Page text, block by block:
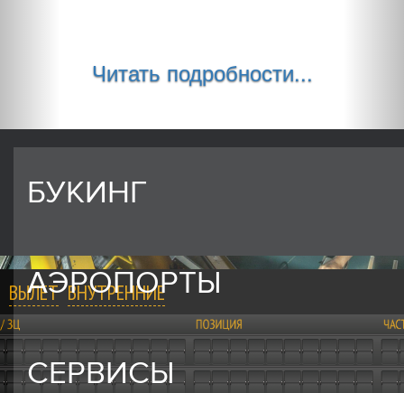
Читать подробности...
БУКИНГ
АЭРОПОРТЫ
СЕРВИСЫ
ВЫЛЕТ ВНУТРЕННИЕ